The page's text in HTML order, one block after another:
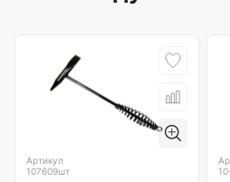
Артикул
107609шт